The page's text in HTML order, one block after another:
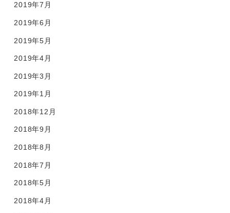
2019年7月
2019年6月
2019年5月
2019年4月
2019年3月
2019年1月
2018年12月
2018年9月
2018年8月
2018年7月
2018年5月
2018年4月